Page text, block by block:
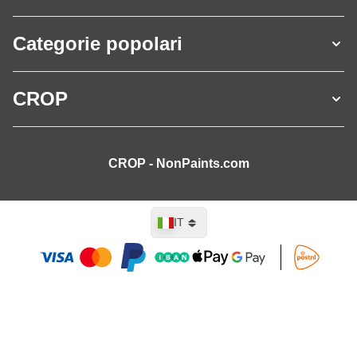
Categorie popolari
CROP
CROP - NonPaints.com
Lingua
IT